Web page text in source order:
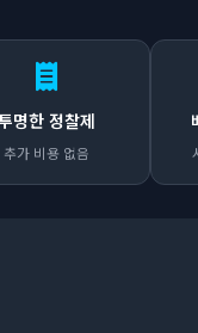
명한 정찰제
추가 비용 없음